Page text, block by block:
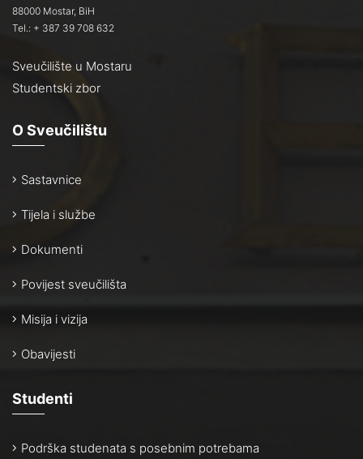
88000 Mostar, BiH
Tel.: + 387 39 708 632
Sveučilište u Mostaru
Studentski zbor
O Sveučilištu
Sastavnice
Tijela i službe
Dokumenti
Povijest sveučilišta
Misija i vizija
Obavijesti
Studenti
Podrška studenata s posebnim potrebama